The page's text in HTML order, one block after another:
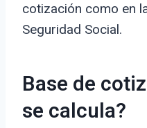
cotización como en
Seguridad Social.
Base de
se calcula?